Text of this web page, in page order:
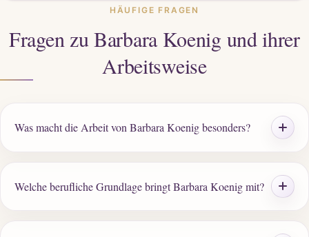
HÄUFIGE FRAGEN
Fragen zu Barbara Koenig und ihrer
Arbeitsweise
Was macht die Arbeit von Barbara Koenig besonders?
Welche berufliche Grundlage bringt Barbara Koenig mit?